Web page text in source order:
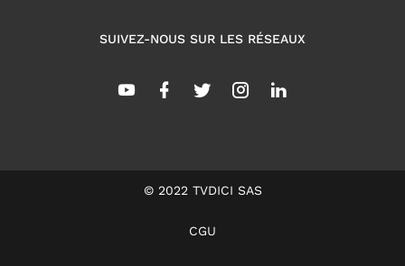
SUIVEZ-NOUS SUR LES RÉSEAUX
© 2022 TVDICI SAS
CGU